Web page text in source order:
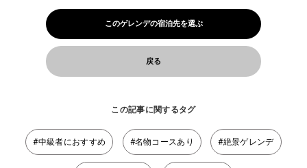
このゲレンデの宿泊先を選ぶ
戻る
この記事に関するタグ
#中級者におすすめ #名物コースあり #絶景ゲレンデ